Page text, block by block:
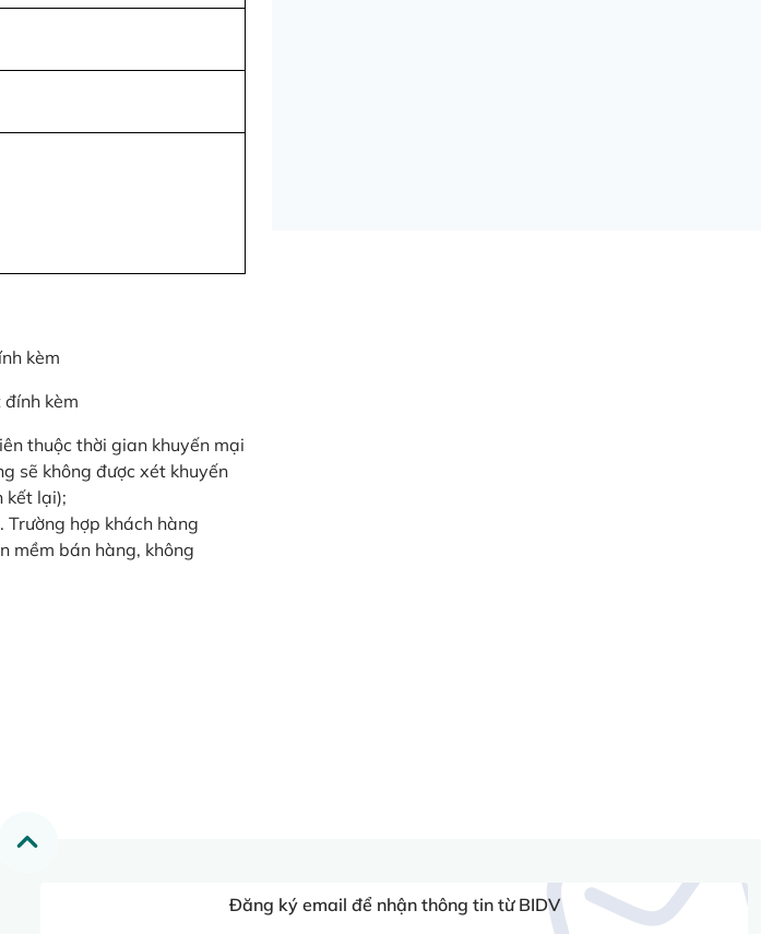
kèm
kèm
thuộc thời gian khuyến mại
sẽ không được xét khuyến
kết lại);
hợp khách hàng
mềm bán hàng, không
Đăng ký email để nhận thông tin từ BIDV